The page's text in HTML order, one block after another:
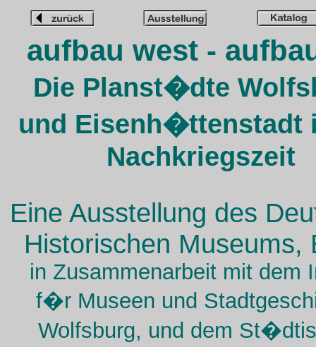
aufbau west -
Die Planst�dte
und Eisenh�ttenstadt
Nachkriegszeit
Eine Ausstellung des
Historischen Museums,
in Zusammenarbeit mit dem
f�r Museen und
Wolfsburg, und dem